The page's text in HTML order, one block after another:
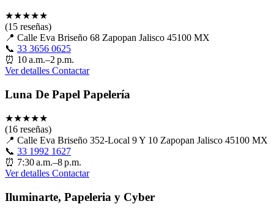
★★★★★
(15 reseñas)
📍 Calle Eva Briseño 68 Zapopan Jalisco 45100 MX
📞 33 3656 0625
⏰ 10 a.m.–2 p.m.
Ver detalles Contactar
Luna De Papel Papelería
★★★★★
(16 reseñas)
📍 Calle Eva Briseño 352-Local 9 Y 10 Zapopan Jalisco 45100 MX
📞 33 1992 1627
⏰ 7:30 a.m.–8 p.m.
Ver detalles Contactar
Iluminarte, Papeleria y Cyber